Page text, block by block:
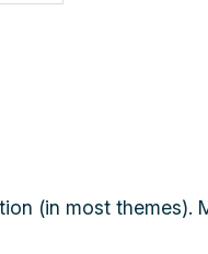
(in most themes).